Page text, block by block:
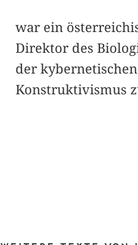
war ein
Direktor des
der
Konstruktivismus